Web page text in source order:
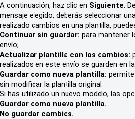
A continuación, haz clic en Siguiente.
mensaje elegido, deberás seleccionar
realizado cambios en una plantilla,
Continuar sin guardar: para mantener
envío;
Actualizar plantilla con los cambios:
realizados en este envío se guarden en
Guardar como nueva plantilla:
sin modificar la plantilla original.
Si has utilizado un nuevo modelo, las
Guardar como nueva plantilla.
No guardar cambios.